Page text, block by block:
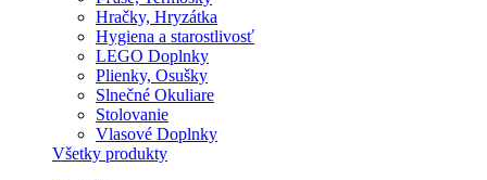
Hračky, Hryzátka
Hygiena a starostlivosť
LEGO Doplnky
Plienky, Osušky
Slnečné Okuliare
Stolovanie
Vlasové Doplnky
Všetky produkty